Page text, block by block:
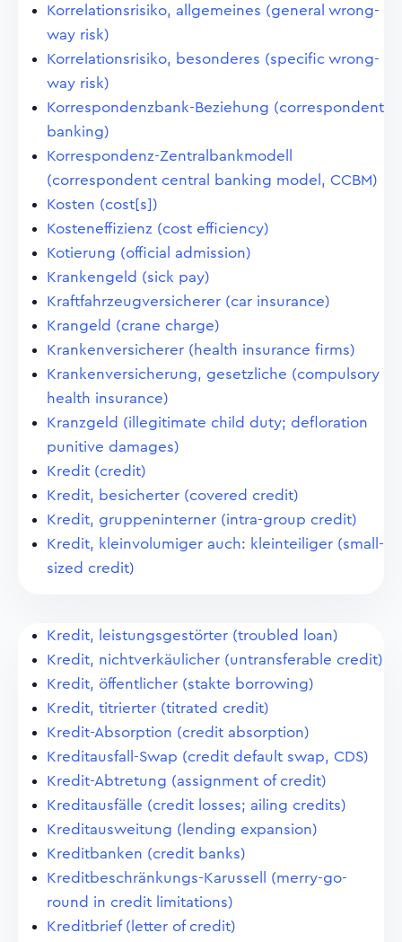
Korrelationsrisiko, allgemeines (general wrong-
way risk)
Korrelationsrisiko, besonderes (specific wrong-
way risk)
Korrespondenzbank-Beziehung (correspondent
banking)
Korrespondenz-Zentralbankmodell
(correspondent central banking model, CCBM)
Kosten (cost[s])
Kosteneffizienz (cost efficiency)
Kotierung (official admission)
Krankengeld (sick pay)
Kraftfahrzeugversicherer (car insurance)
Krangeld (crane charge)
Krankenversicherer (health insurance firms)
Krankenversicherung, gesetzliche (compulsory
health insurance)
Kranzgeld (illegitimate child duty; defloration
punitive damages)
Kredit (credit)
Kredit, besicherter (covered credit)
Kredit, gruppeninterner (intra-group credit)
Kredit, kleinvolumiger auch: kleinteiliger (small-
sized credit)
Kredit, leistungsgestörter (troubled loan)
Kredit, nichtverkäulicher (untransferable credit)
Kredit, öffentlicher (stakte borrowing)
Kredit, titrierter (titrated credit)
Kredit-Absorption (credit absorption)
Kreditausfall-Swap (credit default swap, CDS)
Kredit-Abtretung (assignment of credit)
Kreditausfälle (credit losses; ailing credits)
Kreditausweitung (lending expansion)
Kreditbanken (credit banks)
Kreditbeschränkungs-Karussell (merry-go-
round in credit limitations)
Kreditbrief (letter of credit)